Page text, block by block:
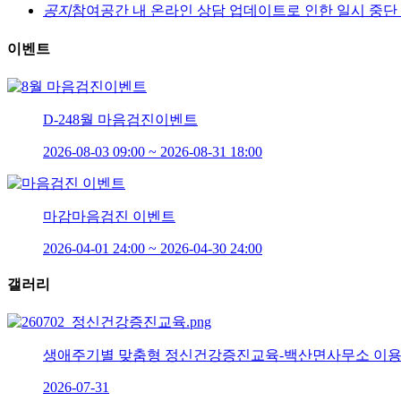
공지참여공간 내 온라인 상담 업데이트로 인한 일시 중단
이벤트
D-248월 마음검진이벤트
2026-08-03 09:00 ~ 2026-08-31 18:00
마감마음검진 이벤트
2026-04-01 24:00 ~ 2026-04-30 24:00
갤러리
생애주기별 맞춤형 정신건강증진교육-백산면사무소 이
2026-07-31